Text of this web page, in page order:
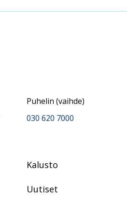
Puhelin (vaihde)
030 620 7000
Kalusto
Uutiset